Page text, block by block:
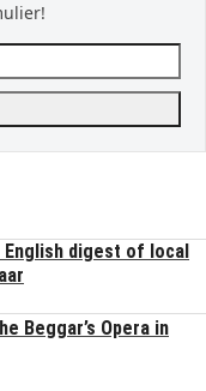
English digest of local
Beggar’s Opera in